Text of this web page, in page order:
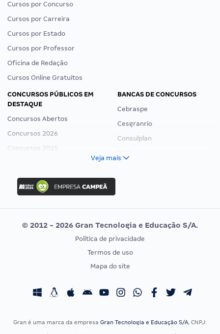
Cursos por Concurso
Cursos por Carreira
Cursos por Estado
Cursos por Professor
Oficina de Redação
Cursos Online Gratuitos
CONCURSOS PÚBLICOS EM
DESTAQUE
Concursos Abertos
Concursos 2026
Concursos 2025
Concurso Ibama
Concurso MPU
Editais publicados
BANCAS DE CONCURSOS
Cebraspe
Cesgranrio
Consulplan
Vunesp
CONCURSOS POR PROFISSÃO
Concursos Fiscais
EXAME DE ORDEM
Calendário OAB
Veja mais
© 2012 - 2026 Gran Tecnologia e Educação S/A.
Política de privacidade
Termos de uso
Mapa do site
Gran é uma marca da empresa Gran Tecnologia e Educação S/A, CNPJ: